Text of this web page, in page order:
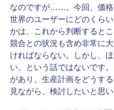
なのですが……。今回、価格
世界のユーザーにどのくら
かは、これから判断すると
競合との状況も含め非常に
ければならない。しかし、
い、という話ではないです
があり、生産計画をどうす
見ながら、検討したいと思い